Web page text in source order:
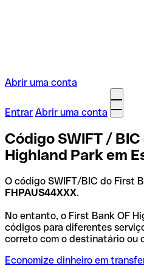
Abrir uma conta
Entrar Abrir uma conta
Código SWIFT /
Highland Park em
O código SWIFT/BIC do First
FHPAUS44XXX.
No entanto, o First Bank OF
códigos para diferentes
correto com o destinatário ou
Economize dinheiro em